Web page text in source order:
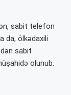
sabit telefon
da, ölkədaxili
sabit
olunub.